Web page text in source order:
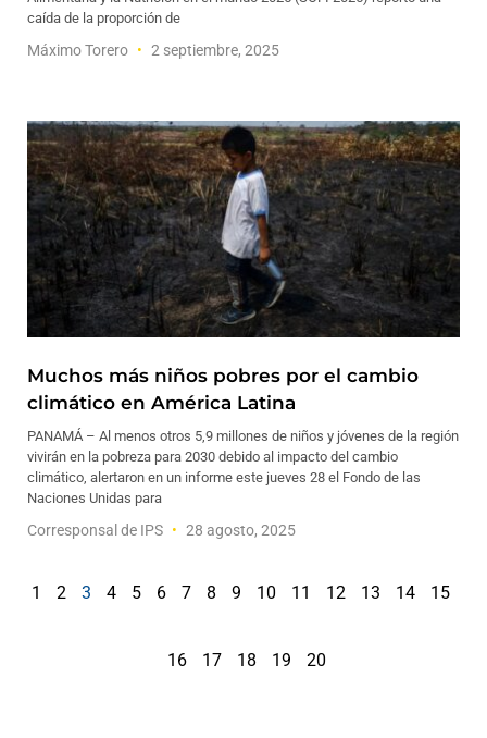
caída de la proporción de
Máximo Torero 2 septiembre, 2025
Muchos más niños pobres por el cambio
climático en América Latina
PANAMÁ – Al menos otros 5,9 millones de niños y jóvenes de la región
vivirán en la pobreza para 2030 debido al impacto del cambio
climático, alertaron en un informe este jueves 28 el Fondo de las
Naciones Unidas para
Corresponsal de IPS 28 agosto, 2025
1 2 3 4 5 6 7 8 9 10 11 12 13 14 15
16 17 18 19 20